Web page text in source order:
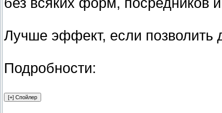
Лучше эффект, если позволить
Подробности: